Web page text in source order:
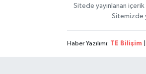
Sitede yayınlanan
Sitemizde
Haber Yazılımı: TE Bilişim